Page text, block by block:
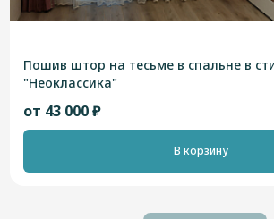
Пошив штор на тесьме в спальне в
"Неоклассика"
от 43 000 ₽
В корзину